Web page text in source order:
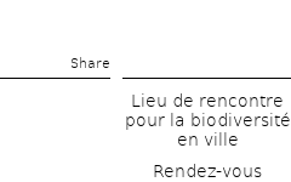
Share
Lieu de rencontre
pour la biodiversité
en ville
Rendez-vous